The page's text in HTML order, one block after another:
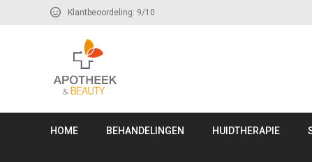
Klantbeoordeling: 9/10
HOME BEHANDELINGEN HUIDTHERAPIE